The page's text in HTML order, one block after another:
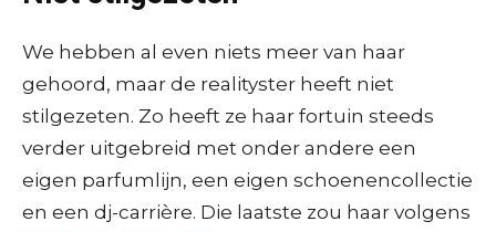
We hebben al even niets meer van haar
gehoord, maar de realityster heeft niet
stilgezeten. Zo heeft ze haar fortuin steeds
verder uitgebreid met onder andere een
eigen parfumlijn, een eigen schoenencollectie
en een dj-carrière. Die laatste zou haar volgens